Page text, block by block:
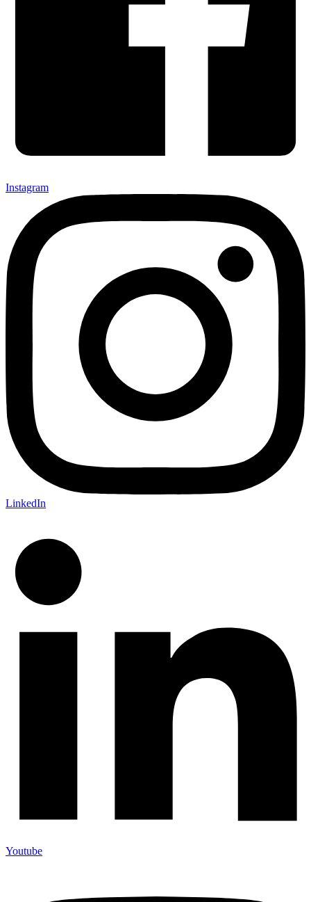
Instagram
LinkedIn
Youtube